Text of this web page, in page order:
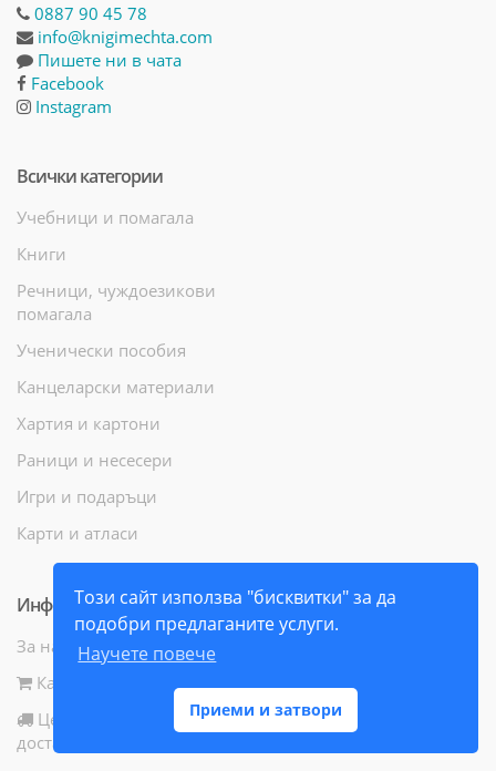
Този сайт използва "бисквитки" за да
подобри предлаганите услуги.
Научете повече
Приеми и затвори
0887 90 45 78
info@knigimechta.com
Пишете ни в чата
Facebook
Instagram
Всички категории
Учебници и помагала
Книги
Речници, чуждоезикови
помагала
Ученически пособия
Канцеларски материали
Хартия и картони
Раници и несесери
Игри и подаръци
Карти и атласи
Информация
За нас
Как да поръчам
Цени и начини за
доставка